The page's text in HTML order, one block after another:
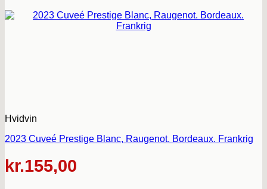
Hvidvin
2023 Cuveé Prestige Blanc, Raugenot. Bordeaux. Frankrig
kr.155,00